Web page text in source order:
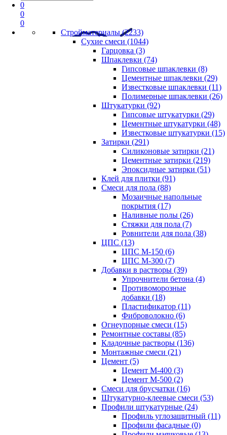
0
0
0
Стройматериалы (2233)
Сухие смеси (1044)
Гарцовка (3)
Шпаклевки (74)
Гипсовые шпаклевки (8)
Цементные шпаклевки (29)
Известковые шпаклевки (11)
Полимерные шпаклевки (26)
Штукатурки (92)
Гипсовые штукатурки (29)
Цементные штукатурки (48)
Известковые штукатурки (15)
Затирки (291)
Силиконовые затирки (21)
Цементные затирки (219)
Эпоксидные затирки (51)
Клей для плитки (91)
Смеси для пола (88)
Мозаичные напольные
покрытия (17)
Наливные полы (26)
Стяжки для пола (7)
Ровнители для пола (38)
ЦПС (13)
ЦПС М-150 (6)
ЦПС М-300 (7)
Добавки в растворы (39)
Упрочнители бетона (4)
Противоморозные
добавки (18)
Пластификатор (11)
Фиброволокно (6)
Огнеупорные смеси (15)
Ремонтные составы (85)
Кладочные растворы (136)
Монтажные смеси (21)
Цемент (5)
Цемент М-400 (3)
Цемент М-500 (2)
Смеси для брусчатки (16)
Штукатурно-клеевые смеси (53)
Профили штукатурные (24)
Профиль углозащитный (11)
Профили фасадные (0)